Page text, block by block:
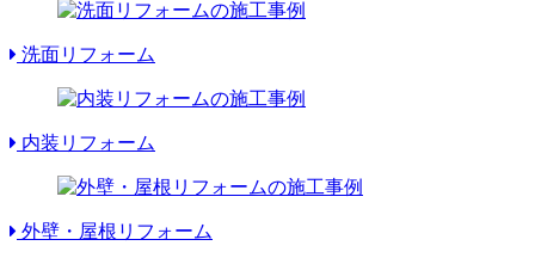
洗面リフォーム
内装リフォーム
外壁・屋根リフォーム